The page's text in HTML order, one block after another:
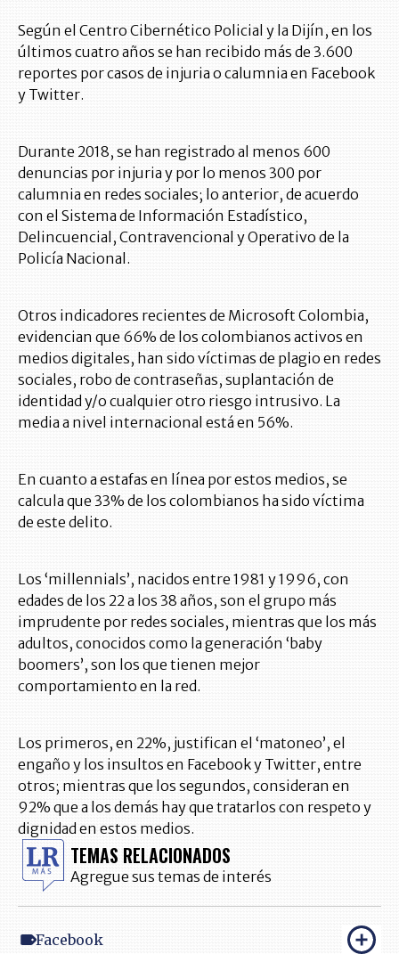
Según el Centro Cibernético Policial y la Dijín, en los
últimos cuatro años se han recibido más de 3.600
reportes por casos de injuria o calumnia en Facebook
y Twitter.
Durante 2018, se han registrado al menos 600
denuncias por injuria y por lo menos 300 por
calumnia en redes sociales; lo anterior, de acuerdo
con el Sistema de Información Estadístico,
Delincuencial, Contravencional y Operativo de la
Policía Nacional.
Otros indicadores recientes de Microsoft Colombia,
evidencian que 66% de los colombianos activos en
medios digitales, han sido víctimas de plagio en redes
sociales, robo de contraseñas, suplantación de
identidad y/o cualquier otro riesgo intrusivo. La
media a nivel internacional está en 56%.
En cuanto a estafas en línea por estos medios, se
calcula que 33% de los colombianos ha sido víctima
de este delito.
Los ‘millennials’, nacidos entre 1981 y 1996, con
edades de los 22 a los 38 años, son el grupo más
imprudente por redes sociales, mientras que los más
adultos, conocidos como la generación ‘baby
boomers’, son los que tienen mejor
comportamiento en la red.
Los primeros, en 22%, justifican el ‘matoneo’, el
engaño y los insultos en Facebook y Twitter, entre
otros; mientras que los segundos, consideran en
92% que a los demás hay que tratarlos con respeto y
dignidad en estos medios.
TEMAS RELACIONADOS
Agregue sus temas de interés
Facebook